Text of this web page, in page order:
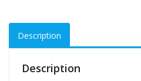
Description
Description